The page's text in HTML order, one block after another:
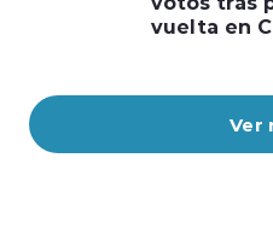
Ver
vuelta en